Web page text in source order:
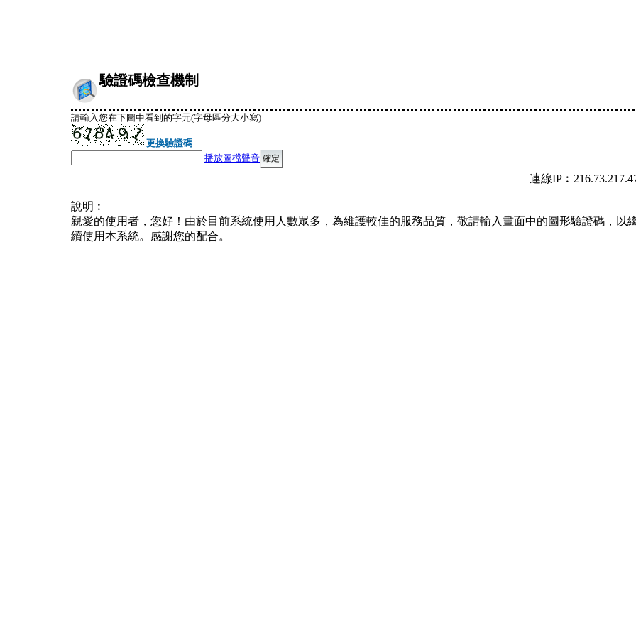
驗證碼檢查機制
請輸入您在下圖中看到的字元(字母區分大小寫)
更換驗證碼
播放圖檔聲音
連線
說明︰
親愛的使用者，您好！由於目前系統使用人數眾多，為維護較佳的服務品質，敬請輸入畫面中的圖形驗證碼，以
續使用本系統。感謝您的配合。